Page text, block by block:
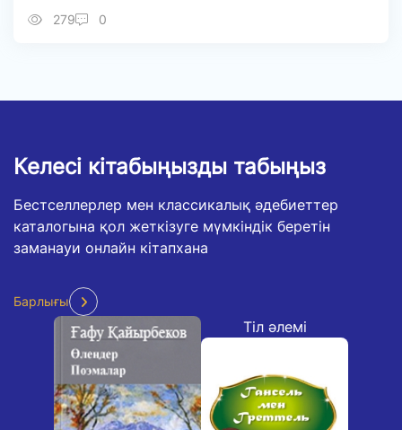
279 0
Келесі кітабыңызды табыңыз
Бестселлерлер мен классикалық әдебиеттер
каталогына қол жеткізуге мүмкіндік беретін
заманауи онлайн кітапхана
Барлығы
Тіл әлемі